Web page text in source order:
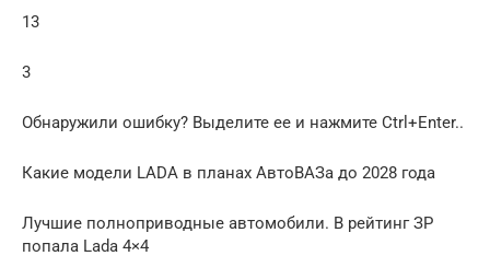
13
3
Обнаружили ошибку? Выделите ее и нажмите Ctrl+Enter..
Какие модели LADA в планах АвтоВАЗа до 2028 года
Лучшие полноприводные автомобили. В рейтинг ЗР
попала Lada 4×4